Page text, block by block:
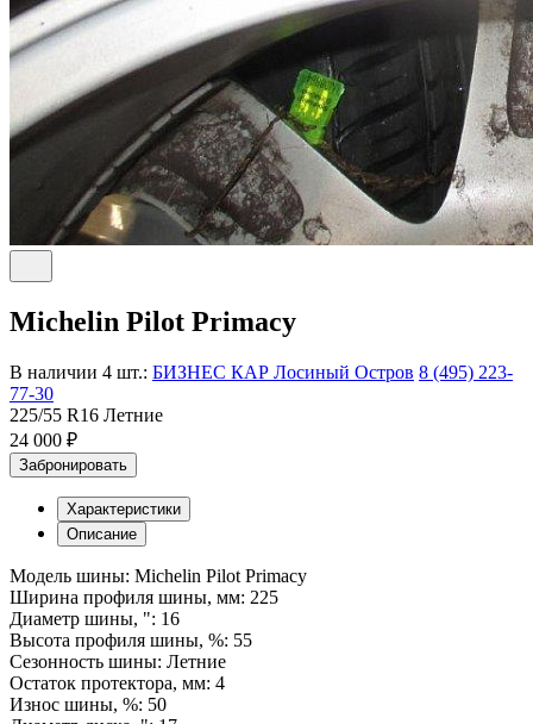
Michelin Pilot Primacy
В наличии 4 шт.: БИЗНЕС КАР Лосиный Остров 8 (495) 223-
77-30
225/55 R16 Летние
24 000 ₽
Забронировать
Характеристики
Описание
Модель шины: Michelin Pilot Primacy
Ширина профиля шины, мм: 225
Диаметр шины, ": 16
Высота профиля шины, %: 55
Сезонность шины: Летние
Остаток протектора, мм: 4
Износ шины, %: 50